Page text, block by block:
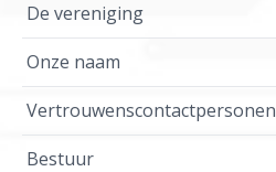
De vereniging
Onze naam
Vertrouwenscontactpersonen
Bestuur